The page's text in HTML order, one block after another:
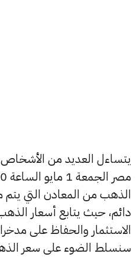
يتساءل العديد من
الذهب من المعادن التي يتم
دائم، حيث يتابع أسعار
الاستثمار والحفاظ على
سنسلط الضوء على سعر